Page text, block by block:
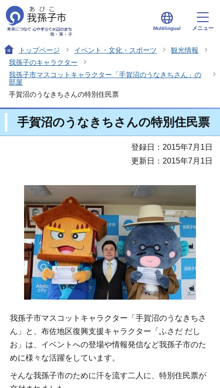
Multilingual メニュー
トップページ イベント・文化・スポーツ
観光情報
我孫子のキャラクター
我孫子市マスコットキャラクター「手賀沼のうなきちさん」の
部屋
手賀沼のうなきちさんの特別住民票
手賀沼のうなきちさんの特別住民票
登録日：2015年7月1日
更新日：2015年7月1日
我孫子市マスコットキャラクター「手賀沼のうなきちさ
ん」と、布佐地区復興支援キャラクター「ふさだ だし
お」は、イベントへの登場や情報発信など我孫子市のた
めに様々な活躍をしています。
そんな我孫子市のために汗を流す二人に、特別住民票が